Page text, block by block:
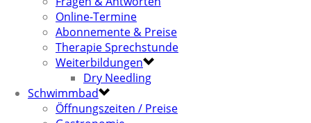
Online-Termine
Abonnemente & Preise
Therapie Sprechstunde
Weiterbildungen
Dry Needling
Schwimmbad
Öffnungszeiten / Preise